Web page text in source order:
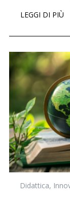
LEGGI DI PIÙ
Didattica,